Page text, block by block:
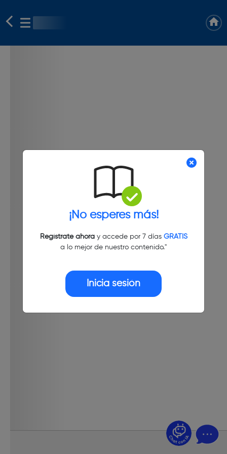
¡No esperes más!
Regístrate ahoray accede por 7 días GRATIS
a lo mejor de nuestro contenido."
Inicia sesión